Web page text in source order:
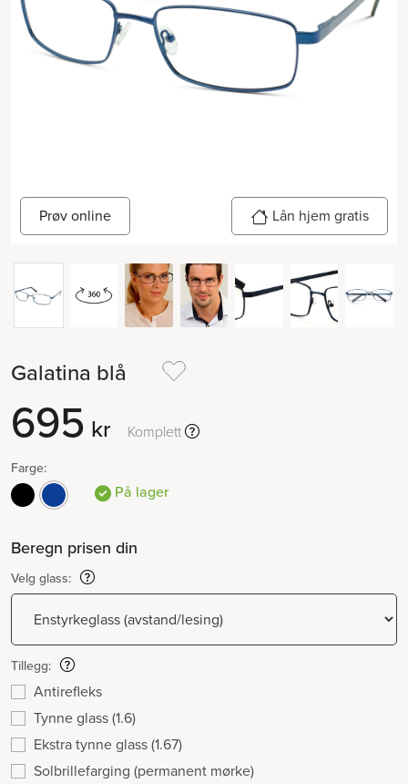
Prøv online Lån hjem gratis
Galatina blå
695 kr Komplett
Farge:
På lager
Beregn prisen din
Velg glass:
Tillegg:
Antirefleks
Tynne glass (1.6)
Ekstra tynne glass (1.67)
Solbrillefarging (permanent mørke)